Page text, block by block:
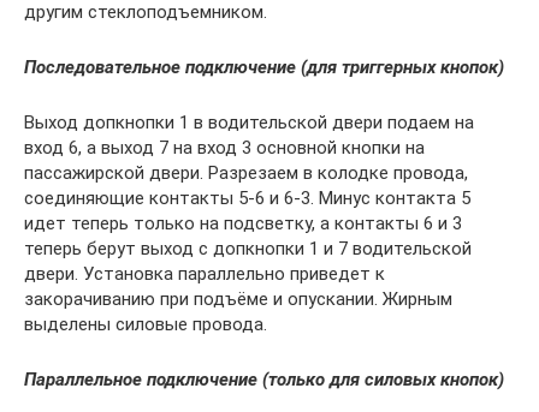
другим стеклоподъемником.
Последовательное подключение (для триггерных кнопок)
Выход допкнопки 1 в водительской двери подаем на
вход 6, а выход 7 на вход 3 основной кнопки на
пассажирской двери. Разрезаем в колодке провода,
соединяющие контакты 5-6 и 6-3. Минус контакта 5
идет теперь только на подсветку, а контакты 6 и 3
теперь берут выход с допкнопки 1 и 7 водительской
двери. Установка параллельно приведет к
закорачиванию при подъёме и опускании. Жирным
выделены силовые провода.
Параллельное подключение (только для силовых кнопок)